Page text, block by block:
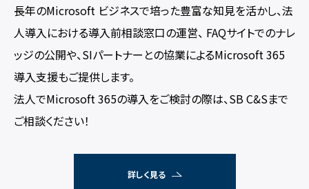
長年のMicrosoft ビジネスで培った豊富な知見を活かし、法
人導入における導入前相談窓口の運営、 FAQサイトでのナレ
ッジの公開や、SIパートナーとの協業によるMicrosoft 365
導入支援もご提供します。
法人でMicrosoft 365の導入をご検討の際は、SB C&Sまで
ご相談ください！
詳しく見る